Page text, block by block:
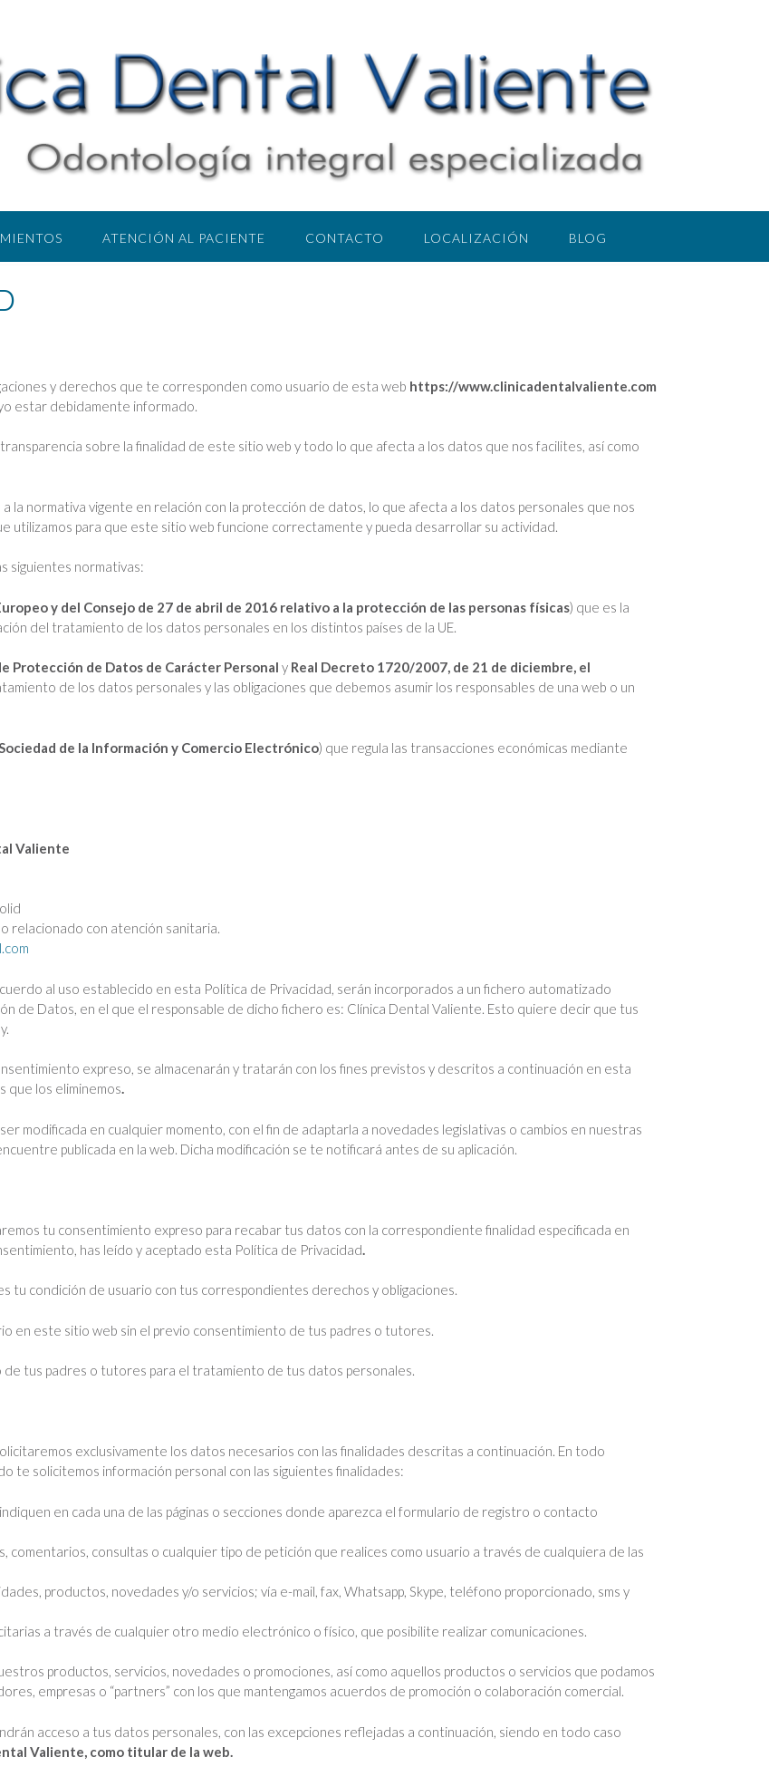
ATENCIÓN AL PACIENTE CONTACTO LOCALIZACIÓN BLOG
y derechos que te corresponden como usuario de esta web https://www.clinicadentalvaliente.com
estar debidamente informado.
sobre la finalidad de este sitio web y todo lo que afecta a los datos que nos facilites, así como
la normativa vigente en relación con la protección de datos, lo que afecta a los datos personales que nos
utilizamos para que este sitio web funcione correctamente y pueda desarrollar su actividad.
siguientes normativas:
y del Consejo de 27 de abril de 2016 relativo a la protección de las personas físicas) que es la
del tratamiento de los datos personales en los distintos países de la UE.
Protección de Datos de Carácter Personal y Real Decreto 1720/2007, de 21 de diciembre, el
de los datos personales y las obligaciones que debemos asumir los responsables de una web o un
de la Información y Comercio Electrónico) que regula las transacciones económicas mediante
Valiente
relacionado con atención sanitaria.
al uso establecido en esta Política de Privacidad, serán incorporados a un fichero automatizado
de Datos, en el que el responsable de dicho fichero es: Clínica Dental Valiente. Esto quiere decir que tus
expreso, se almacenarán y tratarán con los fines previstos y descritos a continuación en esta
que los eliminemos.
modificada en cualquier momento, con el fin de adaptarla a novedades legislativas o cambios en nuestras
publicada en la web. Dicha modificación se te notificará antes de su aplicación.
tu consentimiento expreso para recabar tus datos con la correspondiente finalidad especificada en
has leído y aceptado esta Política de Privacidad.
tu condición de usuario con tus correspondientes derechos y obligaciones.
en este sitio web sin el previo consentimiento de tus padres o tutores.
tus padres o tutores para el tratamiento de tus datos personales.
exclusivamente los datos necesarios con las finalidades descritas a continuación. En todo
te solicitemos información personal con las siguientes finalidades:
en cada una de las páginas o secciones donde aparezca el formulario de registro o contacto
consultas o cualquier tipo de petición que realices como usuario a través de cualquiera de las
productos, novedades y/o servicios; vía e-mail, fax, Whatsapp, Skype, teléfono proporcionado, sms y
a través de cualquier otro medio electrónico o físico, que posibilite realizar comunicaciones.
productos, servicios, novedades o promociones, así como aquellos productos o servicios que podamos
empresas o “partners” con los que mantengamos acuerdos de promoción o colaboración comercial.
acceso a tus datos personales, con las excepciones reflejadas a continuación, siendo en todo caso
Valiente, como titular de la web.